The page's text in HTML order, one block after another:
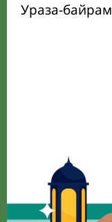
Ураза-байрам